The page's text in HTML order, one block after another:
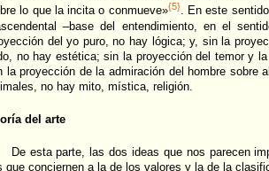
lo que la incita o conmueve»{5}. En este
–base del entendimiento, en el
del yo puro, no hay lógica; y, sin la
no hay estética; sin la proyección del temor y
la proyección de la admiración del hombre sobre
no hay mito, mística, religión.
del arte
De esta parte, las dos ideas que nos parecen
que conciernen a la de los valores y la de la